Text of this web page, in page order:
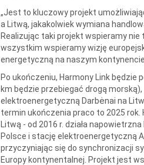
„Jest to kluczowy projekt
a Litwą, jakakolwiek wymiana
Realizując taki projekt wspieramy
wszystkim wspieramy wizję
energetyczną na naszym
Po ukończeniu, Harmony Link będzie
km będzie przebiegać drogą
elektroenergetyczną Darbėnai na
termin ukończenia praco to 2025
Litwą - od 2016 r. działa
Polsce i stację elektroenergetyczną
przyczyniając się do synchronizacji
Europy kontynentalnej. Projekt jest